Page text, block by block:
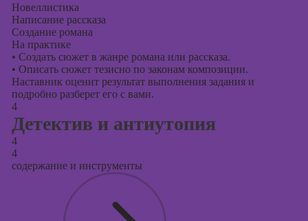
Новеллистика
Написание рассказа
Создание романа
На практике
• Создать сюжет в жанре романа или рассказа.
• Описать сюжет тезисно по законам композиции.
Наставник оценит результат выполнения задания и
подробно разберет его с вами.
4
Детектив и антиутопия
4
4
содержание и инструменты